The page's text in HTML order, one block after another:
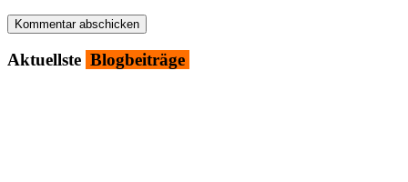
Kommentar abschicken
Aktu­ells­te Blog­bei­trä­ge